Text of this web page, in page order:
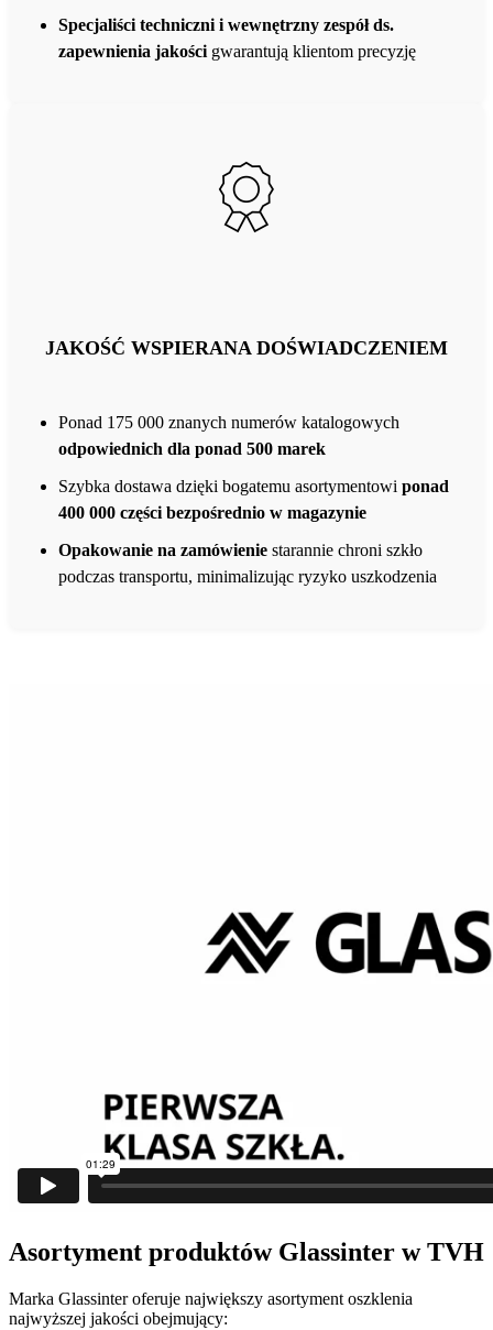
Specjaliści techniczni i wewnętrzny zespół ds.
zapewnienia jakości gwarantują klientom precyzję
JAKOŚĆ WSPIERANA DOŚWIADCZENIEM
Ponad 175 000 znanych numerów katalogowych
odpowiednich dla ponad 500 marek
Szybka dostawa dzięki bogatemu asortymentowi ponad
400 000 części bezpośrednio w magazynie
Opakowanie na zamówienie starannie chroni szkło
podczas transportu, minimalizując ryzyko uszkodzenia
Asortyment produktów Glassinter w TVH
Marka Glassinter oferuje największy asortyment oszklenia
najwyższej jakości obejmujący: